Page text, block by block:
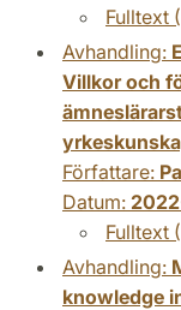
Fulltext
Avhandling:
Villkor och
Författare:
Datum:
Fulltext
Avhandling:
knowledge